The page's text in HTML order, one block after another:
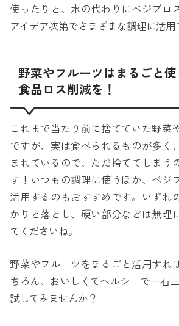
使ったりと、水の代わりにベジブロ
アイデア次第でさまざまな調理に活用
野菜やフルーツはまるごと使
食品ロス削減を！
これまで当たり前に捨てていた野菜
ですが、実は食べられるものが多く
まれているので、ただ捨ててしまう
す！いつもの調理に使うほか、ベジ
活用するのもおすすめです。いずれ
かりと落とし、硬い部分などは無理
てくださいね。
野菜やフルーツをまるごと活用すれ
ちろん、おいしくてヘルシーで一石
試してみませんか？